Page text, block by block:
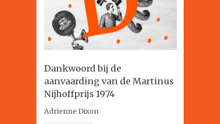
Dankwoord bij de
aanvaarding van de Martinus
Nijhoffprijs 1974
Adrienne Dixon